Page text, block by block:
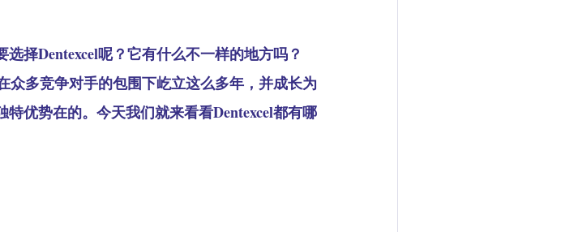
择Dentexcel呢？它有什么不一样的地方吗？
众多竞争对手的包围下屹立这么多年，并成长为
优势在的。今天我们就来看看Dentexcel都有哪